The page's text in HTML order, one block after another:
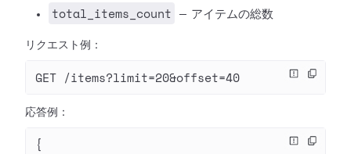
total_items_count — アイテムの総数
リクエスト例：
GET /items?limit=20&offset=40
応答例：
{